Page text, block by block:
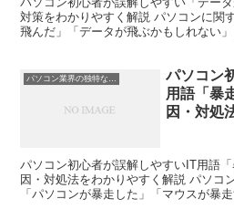
対策をわかりやすく解説 パソコンに関
飛んだ」「データが飛ぶかもしれない
パソコン
用語「暴
因・対処
パソコン初心者が誤解しやすいIT用語
因・対処法をわかりやすく解説 パソコ
「パソコンが暴走した」「マウスが暴